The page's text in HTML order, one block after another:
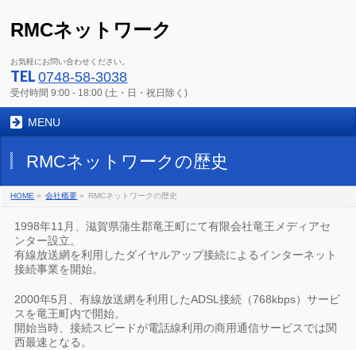
RMCネットワーク
お気軽にお問い合わせください。
TEL0748-58-3038
受付時間 9:00 - 18:00 (土・日・祝日除く)
MENU
RMCネットワークの歴史
HOME » 会社概要 » RMCネットワークの歴史
1998年11月、滋賀県蒲生郡竜王町にて有限会社竜王メディアセ
ンター設立。
有線放送網を利用したダイヤルアップ接続によるインターネット
接続事業を開始。
2000年5月、有線放送網を利用したADSL接続（768kbps）サービ
スを竜王町内で開始。
開始当時、接続スピードが電話線利用の商用通信サービスでは関
西最速となる。